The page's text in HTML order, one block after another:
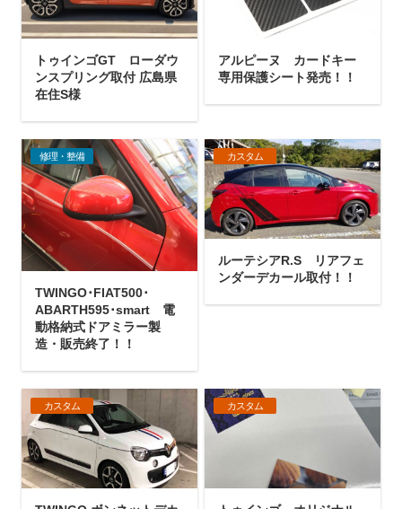
トゥインゴGT ローダウ
ンスプリング取付 広島県
在住S様
アルピーヌ カードキー
専用保護シート発売！！
修理・整備
TWINGO･FIAT500･
ABARTH595･smart 電
動格納式ドアミラー製
造・販売終了！！
カスタム
ルーテシアR.S リアフェ
ンダーデカール取付！！
カスタム カスタム